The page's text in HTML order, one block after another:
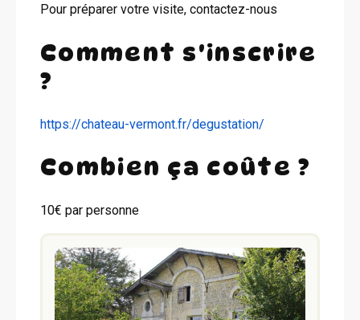
Pour préparer votre visite, contactez-nous
Comment s'inscrire
?
https://chateau-vermont.fr/degustation/
Combien ça coûte ?
10€ par personne